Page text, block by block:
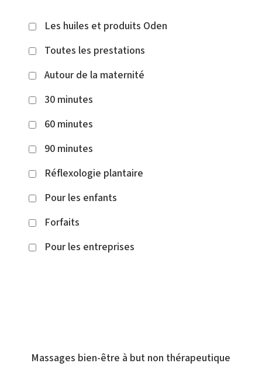
Les huiles et produits Oden
Toutes les prestations
Autour de la maternité
30 minutes
60 minutes
90 minutes
Réflexologie plantaire
Pour les enfants
Forfaits
Pour les entreprises
Massages bien-être à but non thérapeutique